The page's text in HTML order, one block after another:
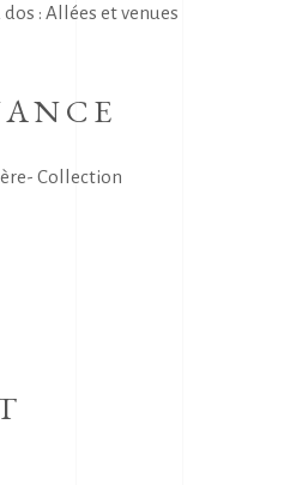
: Allées et venues
Collection